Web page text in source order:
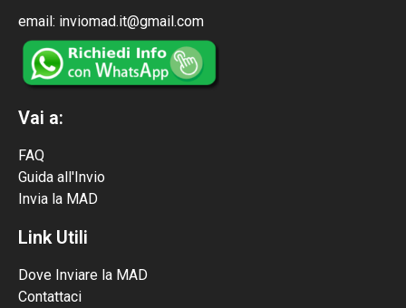
email: inviomad.it@gmail.com
Vai a:
FAQ
Guida all'Invio
Invia la MAD
Link Utili
Dove Inviare la MAD
Contattaci